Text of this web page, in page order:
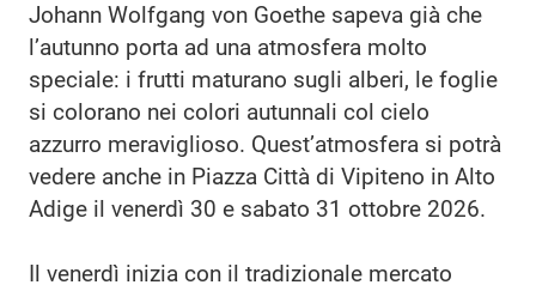
Johann Wolfgang von Goethe sapeva già che
l’autunno porta ad una atmosfera molto
speciale: i frutti maturano sugli alberi, le foglie
si colorano nei colori autunnali col cielo
azzurro meraviglioso. Quest’atmosfera si potrà
vedere anche in Piazza Città di Vipiteno in Alto
Adige il venerdì 30 e sabato 31 ottobre 2026.
Il venerdì inizia con il tradizionale mercato